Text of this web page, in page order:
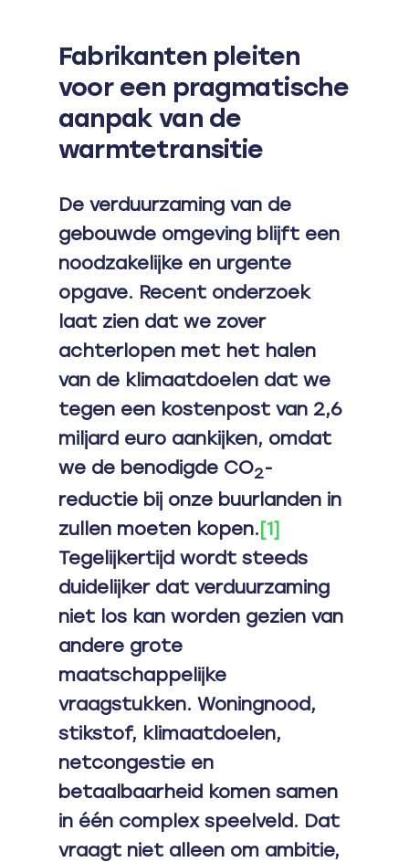
Fabrikanten pleiten
voor een pragmatische
aanpak van de
warmtetransitie
De verduurzaming van de
gebouwde omgeving blijft een
noodzakelijke en urgente
opgave. Recent onderzoek
laat zien dat we zover
achterlopen met het halen
van de klimaatdoelen dat we
tegen een kostenpost van 2,6
miljard euro aankijken, omdat
we de benodigde CO2-
reductie bij onze buurlanden in
zullen moeten kopen.[1]
Tegelijkertijd wordt steeds
duidelijker dat verduurzaming
niet los kan worden gezien van
andere grote
maatschappelijke
vraagstukken. Woningnood,
stikstof, klimaatdoelen,
netcongestie en
betaalbaarheid komen samen
in één complex speelveld. Dat
vraagt niet alleen om ambitie,